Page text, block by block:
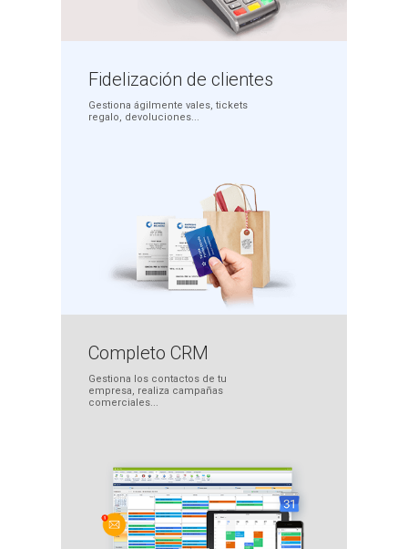
Fidelizaciónde clientes
Gestiona ágilmente vales, tickets
regalo, devoluciones...
CompletoCRM
Gestiona los contactos de tu
empresa, realiza campañas
comerciales...